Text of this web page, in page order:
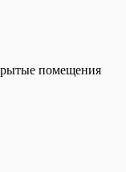
помещения